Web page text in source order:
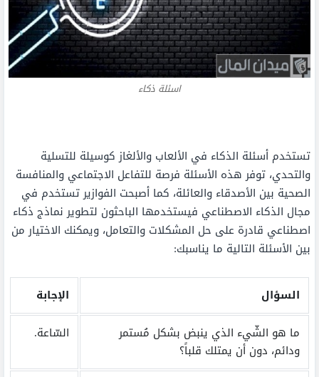
اسئلة ذكاء
تستخدم أسئلة الذكاء في الألعاب والألغاز كوسيلة للتسلية
والتحدي، توفر هذه الأسئلة فرصة للتفاعل الاجتماعي والمنافسة
الصحية بين الأصدقاء والعائلة، كما أصبحت الفوازير تستخدم في
مجال الذكاء الاصطناعي فيستخدمها الباحثون لتطوير نماذج ذكاء
اصطناعي قادرة على حل المشكلات والتعامل، ويمكنك الاختيار من
بين الأسئلة التالية ما يناسبك:
السؤال
الإجابة
ما هو الشّيء الذي ينبض بشكل مُستمر
ودائم، دون أن يمتلك قلباً؟
السّاعة.